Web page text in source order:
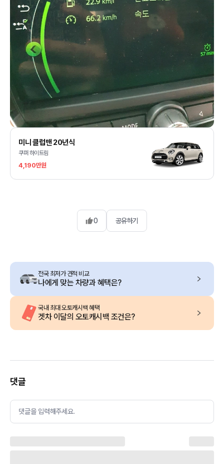
미니 클럽맨 20년식
쿠퍼 하이트림
4,190만원
0 공유하기
전국 최저가 견적 비교
나에게 맞는 차량과 혜택은?
국내 최대 오토캐시백 혜택
겟차 이달의 오토캐시백 조건은?
댓글
댓글을 입력해주세요.